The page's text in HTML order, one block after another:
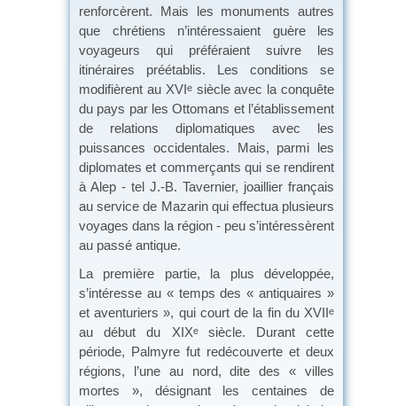
renforcèrent. Mais les monuments autres
que chrétiens n’intéressaient guère les
voyageurs qui préféraient suivre les
itinéraires préétablis. Les conditions se
modifièrent au XVIesiècle avec la conquête
du pays par les Ottomans et l’établissement
de relations diplomatiques avec les
puissances occidentales. Mais, parmi les
diplomates et commerçants qui se rendirent
à Alep - tel J.-B. Tavernier, joaillier français
au service de Mazarin qui effectua plusieurs
voyages dans la région - peu s’intéressèrent
au passé antique.
La première partie, la plus développée,
s’intéresse au « temps des « antiquaires »
et aventuriers », qui court de la fin du XVIIe
au début du XIXe siècle. Durant cette
période, Palmyre fut redécouverte et deux
régions, l’une au nord, dite des « villes
mortes », désignant les centaines de